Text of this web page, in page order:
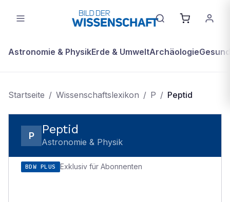
Astronomie & PhysikErde & UmweltArchäologie
Startseite / Wissenschaftslexikon / P / Peptid
P Peptid
Astronomie & Physik
BDW PLUS Exklusiv für Abonnenten